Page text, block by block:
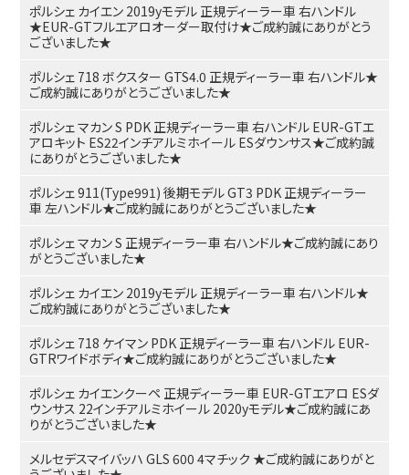
ポルシェ カイエン 2019yモデル 正規ディーラー車 右ハンドル
★EUR-GTフルエアロオーダー取付け★ご成約誠にありがとう
ございました★
ポルシェ 718 ボクスター GTS4.0 正規ディーラー車 右ハンドル★
ご成約誠にありがとうございました★
ポルシェ マカン S PDK 正規ディーラー車 右ハンドル EUR-GTエ
アロキット ES22インチアルミホイール ESダウンサス★ご成約誠
にありがとうございました★
ポルシェ 911(Type991) 後期モデル GT3 PDK 正規ディーラー
車 左ハンドル★ご成約誠にありがとうございました★
ポルシェ マカン S 正規ディーラー車 右ハンドル★ご成約誠にあり
がとうございました★
ポルシェ カイエン 2019yモデル 正規ディーラー車 右ハンドル★
ご成約誠にありがとうございました★
ポルシェ 718 ケイマン PDK 正規ディーラー車 右ハンドル EUR-
GTRワイドボディ★ご成約誠にありがとうございました★
ポルシェ カイエンクーペ 正規ディーラー車 EUR-GTエアロ ESダ
ウンサス 22インチアルミホイール 2020yモデル★ご成約誠にあ
りがとうございました★
メルセデスマイバッハ GLS 600 4マチック ★ご成約誠にありがと